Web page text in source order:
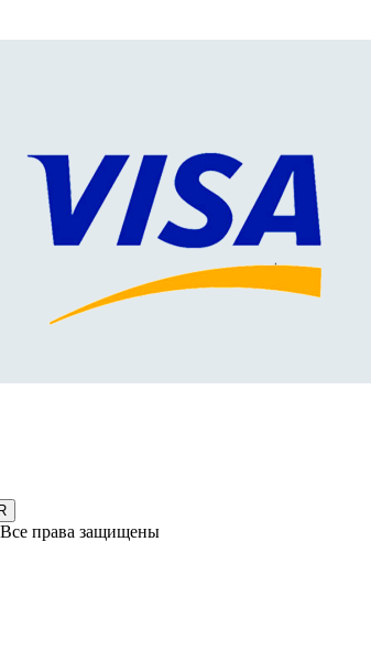
права защищены